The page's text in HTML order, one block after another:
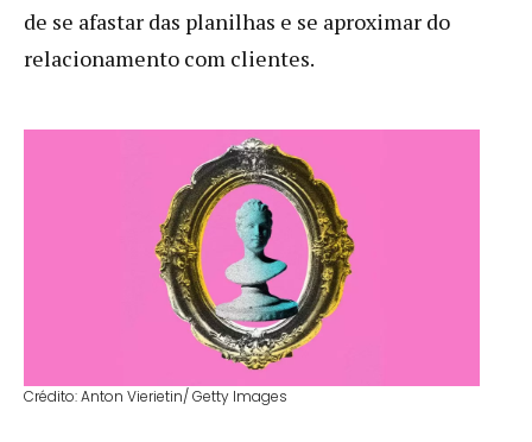
de se afastar das planilhas e se aproximar do
relacionamento com clientes.
Crédito: Anton Vierietin/ Getty Images